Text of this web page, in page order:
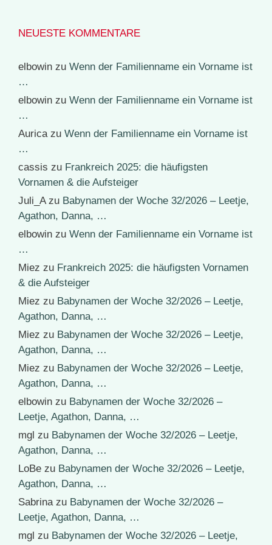
NEUESTE KOMMENTARE
elbowin zu Wenn der Familienname ein Vorname ist
…
elbowin zu Wenn der Familienname ein Vorname ist
…
Auricazu Wenn der Familienname ein Vorname ist
…
cassis zu Frankreich 2025: die häufigsten
Vornamen & die Aufsteiger
Juli_Azu Babynamen der Woche 32/2026 – Leetje,
Agathon, Danna, …
elbowin zu Wenn der Familienname ein Vorname ist
…
Miez zu Frankreich 2025: die häufigsten Vornamen
& die Aufsteiger
Miez zu Babynamen der Woche 32/2026 – Leetje,
Agathon, Danna, …
Miez zu Babynamen der Woche 32/2026 – Leetje,
Agathon, Danna, …
Miez zu Babynamen der Woche 32/2026 – Leetje,
Agathon, Danna, …
elbowin zu Babynamen der Woche 32/2026 –
Leetje, Agathon, Danna, …
mgl zu Babynamen der Woche 32/2026 – Leetje,
Agathon, Danna, …
LoBe zu Babynamen der Woche 32/2026 – Leetje,
Agathon, Danna, …
Sabrinazu Babynamen der Woche 32/2026 –
Leetje, Agathon, Danna, …
mgl zu Babynamen der Woche 32/2026 – Leetje,